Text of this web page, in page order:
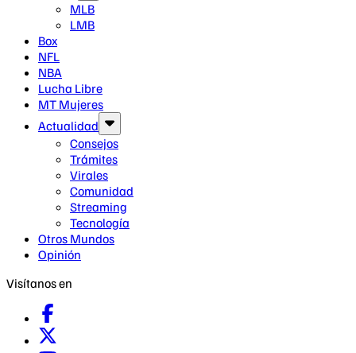
MLB
LMB
Box
NFL
NBA
Lucha Libre
MT Mujeres
Actualidad
Consejos
Trámites
Virales
Comunidad
Streaming
Tecnología
Otros Mundos
Opinión
Visítanos en